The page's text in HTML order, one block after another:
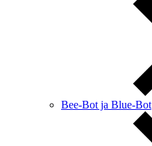
Bee-Bot ja Blue-Bot